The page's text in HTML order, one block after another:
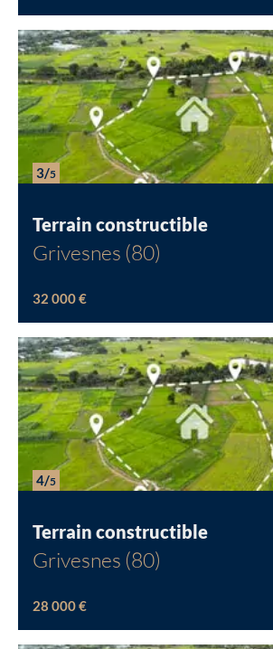
Chargement...
3/5
Terrain constructible
Grivesnes (80)
32 000 €
4/5
Terrain constructible
Grivesnes (80)
28 000 €